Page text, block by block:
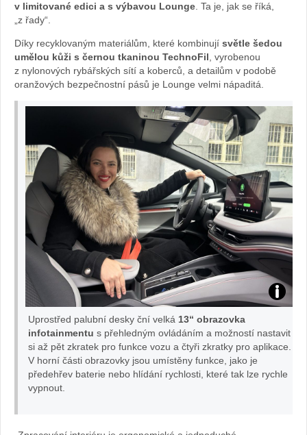
foto
Žena
v
autě.cz
v limitované edici a s výbavou Lounge. Ta je, jak se říká,
„z řady“.
Díky recyklovaným materiálům, které kombinují světle šedou
umělou kůži s černou tkaninou TechnoFil, vyrobenou
z nylonových rybářských sítí a koberců, a detailům v podobě
oranžových bezpečnostní pásů je Lounge velmi nápaditá.
Bára
Uprostřed palubní desky ční velká 13“ obrazovka
infotainmentu s přehledným ovládáním a možností nastavit
si až pět zkratek pro funkce vozu a čtyři zkratky pro aplikace.
V horní části obrazovky jsou umístěny funkce, jako je
předehřev baterie nebo hlídání rychlosti, které tak lze rychle
vypnout.